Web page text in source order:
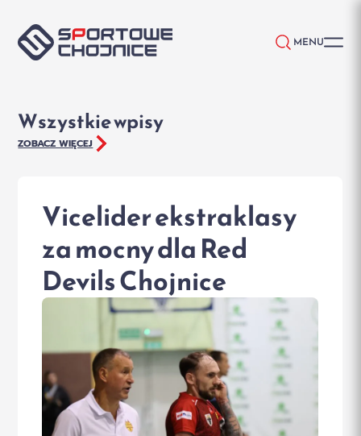
MENU
Wszystkie wpisy
ZOBACZ WIĘCEJ
Vicelider ekstraklasy
za mocny dla Red
Devils Chojnice